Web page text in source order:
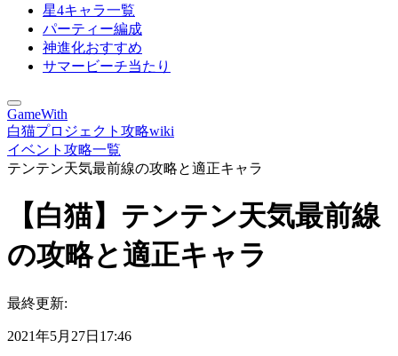
星4キャラ一覧
パーティー編成
神進化おすすめ
サマービーチ当たり
GameWith
白猫プロジェクト攻略wiki
イベント攻略一覧
テンテン天気最前線の攻略と適正キャラ
【白猫】テンテン天気最前線
の攻略と適正キャラ
最終更新:
2021年5月27日17:46